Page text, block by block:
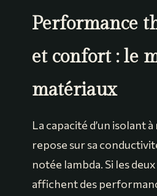
Performance
et confort : le
matériaux
La capacité d’un isolant
repose sur sa
notée lambda. Si les
affichent des